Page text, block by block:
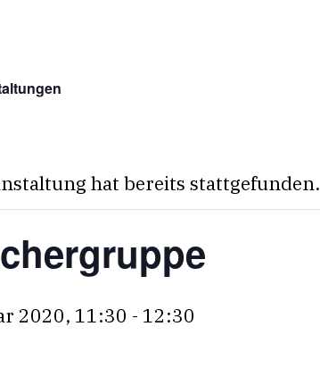
hat bereits stattgefunden.
2020, 11:30 - 12:30